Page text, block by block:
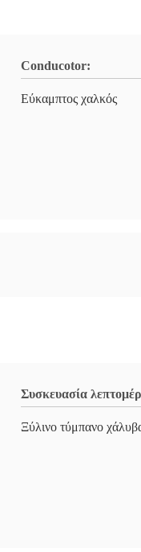
Conducotor:
Εύκαμπτος χαλκός
Συσκευασία
Ξύλινο τύμπανο